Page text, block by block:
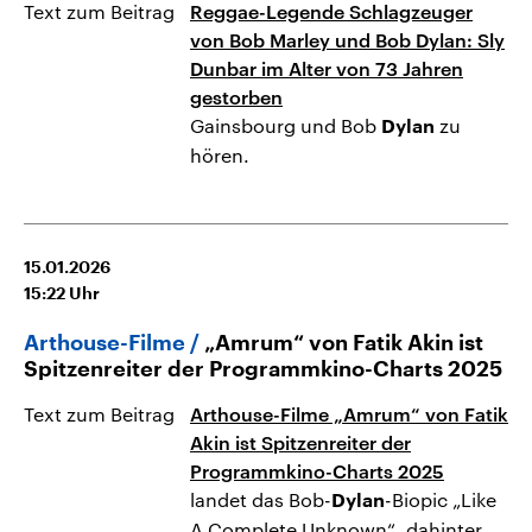
Text zum Beitrag
Reggae-Legende Schlagzeuger
von Bob Marley und Bob Dylan: Sly
Dunbar im Alter von 73 Jahren
gestorben
Gainsbourg und Bob Dylan zu
hören.
15.01.2026
15:22 Uhr
Arthouse-Filme
„Amrum“ von Fatik Akin ist
Spitzenreiter der Programmkino-Charts 2025
Text zum Beitrag
Arthouse-Filme „Amrum“ von Fatik
Akin ist Spitzenreiter der
Programmkino-Charts 2025
landet das Bob- Dylan-Biopic „Like